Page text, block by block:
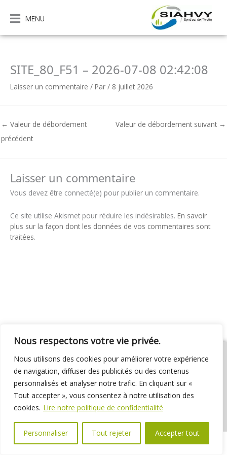
Nous respectons votre vie privée.
Nous utilisons des cookies pour améliorer votre expérience
de navigation, diffuser des publicités ou des contenus
personnalisés et analyser notre trafic. En cliquant sur «
Tout accepter », vous consentez à notre utilisation des
cookies. Lire notre politique de confidentialité
Personnaliser Tout rejeter Accepter tout
contenu
MENU
SITE_80_F51 – 2026-07-08 02:42:08
Laisser un commentaire / Par / 8 juillet 2026
← Valeur de débordement
précédent
Valeur de débordement suivant →
Laisser un commentaire
Vous devez être connecté(e) pour publier un commentaire.
Ce site utilise Akismet pour réduire les indésirables. En savoir
plus sur la façon dont les données de vos commentaires sont
traitées.
01 69 31 72 10 01 69 31 37 31
Nous contacter
Espace élus
Marchés publics Délibérations